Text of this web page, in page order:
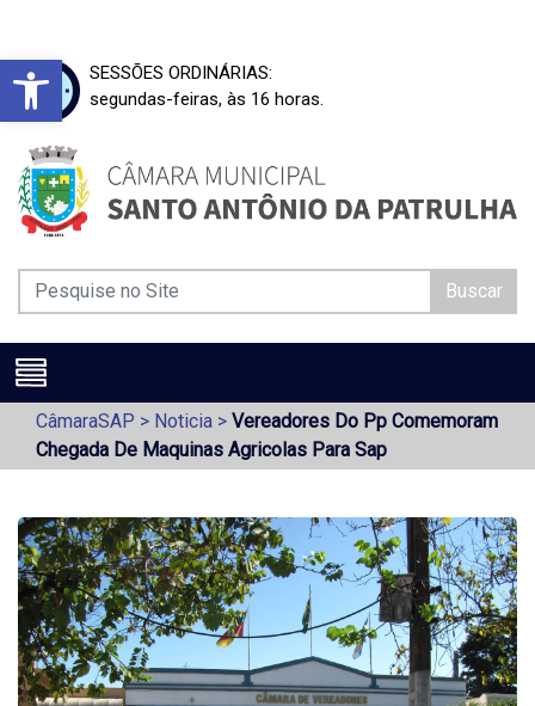
Barra de Ferramentas Aberta
SESSÕES ORDINÁRIAS:
segundas-feiras, às 16 horas.
Buscar
CâmaraSAP > Noticia > Vereadores Do Pp Comemoram
Chegada De Maquinas Agricolas Para Sap